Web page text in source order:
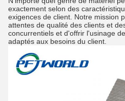
exactement selon des
exigences de client. Notre mission
attentes de qualité des clients et
concurrentiels et d'offrir l'usinage
adaptés aux besoins du client.